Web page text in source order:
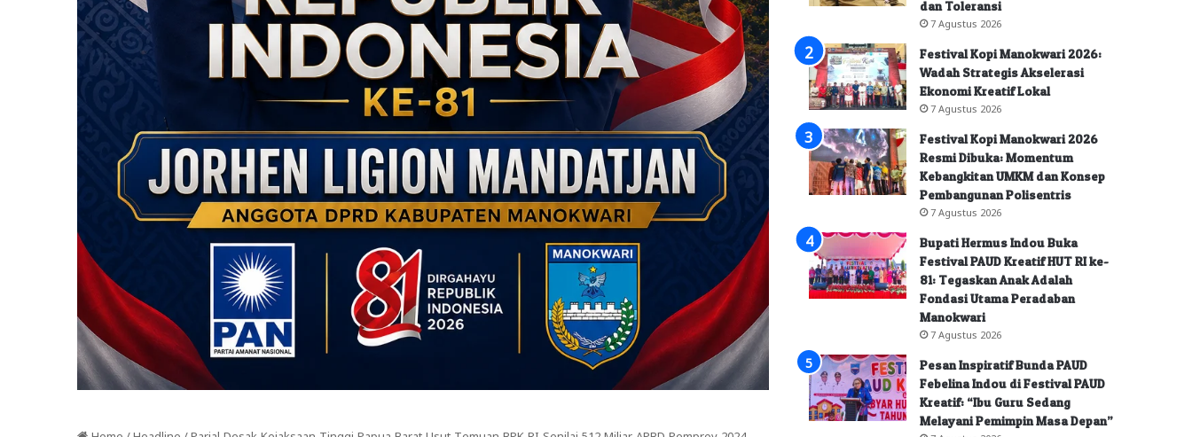
dan Toleransi
7 Agustus 2026
Festival Kopi Manokwari 2026:
Wadah Strategis Akselerasi
Ekonomi Kreatif Lokal
7 Agustus 2026
Festival Kopi Manokwari 2026
Resmi Dibuka: Momentum
Kebangkitan UMKM dan Konsep
Pembangunan Polisentris
7 Agustus 2026
Bupati Hermus Indou Buka
Festival PAUD Kreatif HUT RI ke-
81: Tegaskan Anak Adalah
Fondasi Utama Peradaban
Manokwari
7 Agustus 2026
Pesan Inspiratif Bunda PAUD
Febelina Indou di Festival PAUD
Kreatif: “Ibu Guru Sedang
Melayani Pemimpin Masa Depan”